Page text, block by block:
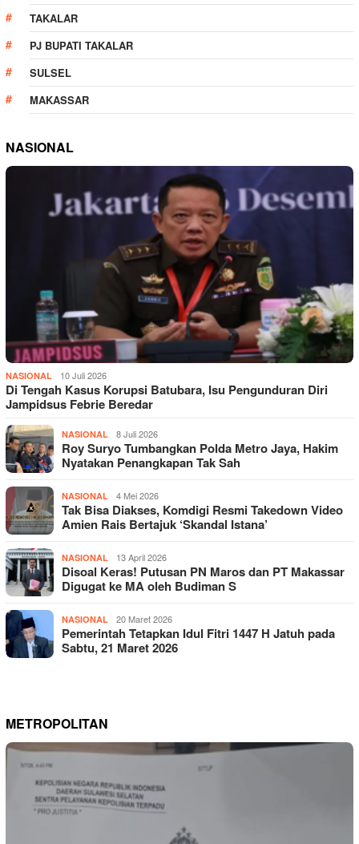
TAKALAR
PJ BUPATI TAKALAR
SULSEL
MAKASSAR
NASIONAL
NASIONAL 10 Juli 2026
Di Tengah Kasus Korupsi Batubara, Isu Pengunduran Diri
Jampidsus Febrie Beredar
NASIONAL 8 Juli 2026
Roy Suryo Tumbangkan Polda Metro Jaya, Hakim
Nyatakan Penangkapan Tak Sah
NASIONAL 4 Mei 2026
Tak Bisa Diakses, Komdigi Resmi Takedown Video
Amien Rais Bertajuk ‘Skandal Istana’
NASIONAL 13 April 2026
Disoal Keras! Putusan PN Maros dan PT Makassar
Digugat ke MA oleh Budiman S
NASIONAL 20 Maret 2026
Pemerintah Tetapkan Idul Fitri 1447 H Jatuh pada
Sabtu, 21 Maret 2026
METROPOLITAN